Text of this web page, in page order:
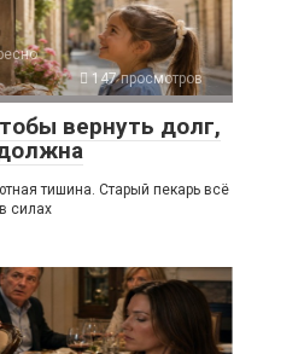
147 просмотров
вернуть долг,
тишина. Старый пекарь всё
силах